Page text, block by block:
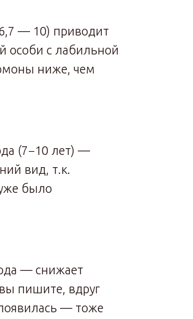
— 10) приводит
особи с лабильной
ниже, чем
(7−10 лет) —
вид, т.к.
было
— снижает
вы пишите, вдруг
появилась — тоже